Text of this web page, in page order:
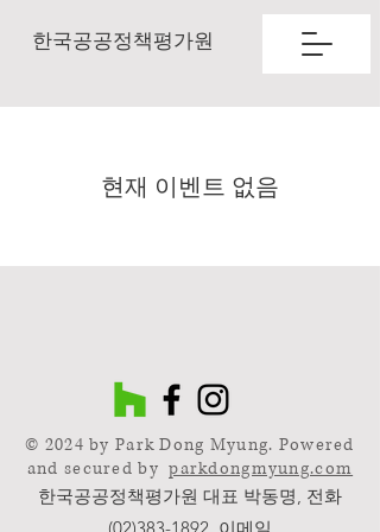
한국공공정책평가원
현재 이벤트 없음
© 2024 by Park Dong Myung. Powered
and secured byparkdongmyung.com
한국공공정책평가원 대표 박동명, 전화